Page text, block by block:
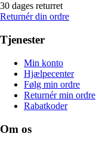
30 dages returret
Returnér din ordre
Tjenester
Min konto
Hjælpecenter
Følg min ordre
Returnér min ordre
Rabatkoder
Om os